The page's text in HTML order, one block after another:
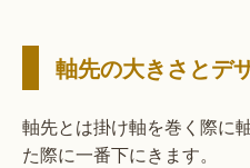
軸先の大きさとデ
軸先とは掛け軸を巻く際に
た際に一番下にきます。